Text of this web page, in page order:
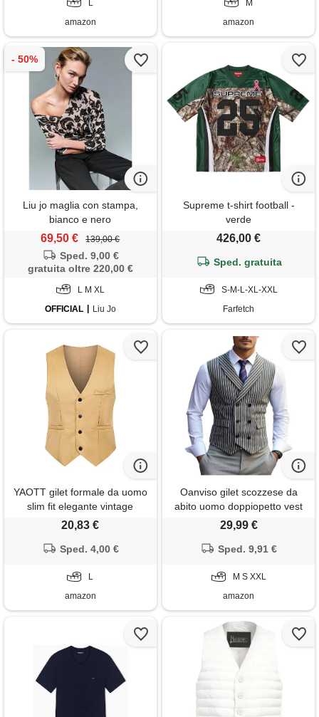
amazon
M
amazon
Liu jo maglia con stampa,
bianco e nero
69,50 € 139,00 €
Sped. 9,00 €
gratuita oltre 220,00 €
L M XL
OFFICIAL
Liu Jo
Supreme t-shirt football -
verde
426,00 €
Sped. gratuita
S-M-L-XL-XXL
Farfetch
YAOTT gilet formale da uomo
slim fit elegante vintage
classic business suit da
senza maniche scollo a v gilet
20,83 €
Sped. 4,00 €
L
amazon
Oanviso gilet scozzese da
abito uomo doppiopetto vest
casual vintage gilets vestibilità
gilet scollo a v a nero s
29,99 €
Sped. 9,91 €
M S XXL
amazon